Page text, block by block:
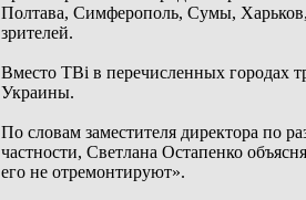
Полтава, Симферополь, Сумы, Харьков,
зрителей.
Вместо ТВi в перечисленных городах
Украины.
По словам заместителя директора по
частности, Светлана Остапенко
его не отремонтируют».